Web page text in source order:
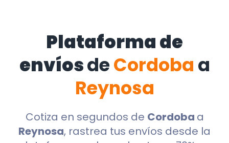
Plataforma de
envíosdeCordoba a
Reynosa
Cotiza en segundos de Cordoba a
Reynosa, rastrea tus envíos desde la